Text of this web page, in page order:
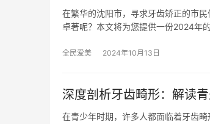
在繁华的沈阳市，寻求牙齿矫正的市
卓著呢？本文将为您提供一份2024年
全民爱美 2024年10月13日
深度剖析牙齿畸形：解读
在青少年时期，许多人都面临着牙齿